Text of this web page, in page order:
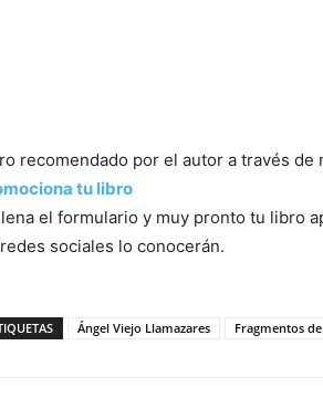
recomendado por el autor a través de
tu libro
el formulario y muy pronto tu libro
sociales lo conocerán.
Ángel Viejo Llamazares Fragmentos